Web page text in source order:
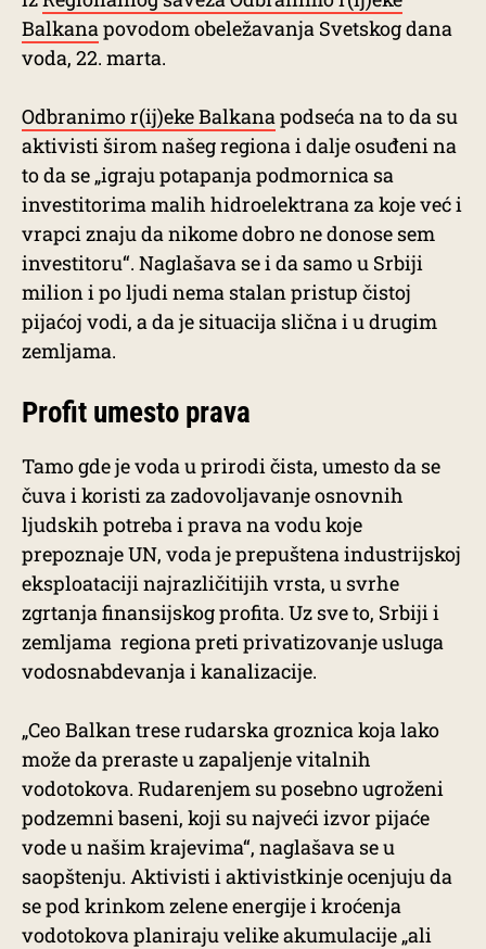
Balkanapovodom obeležavanja Svetskog dana
voda, 22. marta.
Odbranimo r(ij)eke Balkanapodseća na to da su
aktivisti širom našeg regiona i dalje osuđeni na
to da se „igraju potapanja podmornica sa
investitorima malih hidroelektrana za koje već i
vrapci znaju da nikome dobro ne donose sem
investitoru“. Naglašava se i da samo u Srbiji
milion i po ljudi nema stalan pristup čistoj
pijaćoj vodi, a da je situacija slična i u drugim
zemljama.
Profit umesto prava
Tamo gde je voda u prirodi čista, umesto da se
čuva i koristi za zadovoljavanje osnovnih
ljudskih potreba i prava na vodu koje
prepoznaje UN, voda je prepuštena industrijskoj
eksploataciji najrazličitijih vrsta, u svrhe
zgrtanja finansijskog profita. Uz sve to, Srbiji i
zemljama regiona preti privatizovanje usluga
vodosnabdevanja i kanalizacije.
„Ceo Balkan trese rudarska groznica koja lako
može da preraste u zapaljenje vitalnih
vodotokova. Rudarenjem su posebno ugroženi
podzemni baseni, koji su najveći izvor pijaće
vode u našim krajevima“, naglašava se u
saopštenju. Aktivisti i aktivistkinje ocenjuju da
se pod krinkom zelene energije i kroćenja
vodotokova planiraju velike akumulacije „ali